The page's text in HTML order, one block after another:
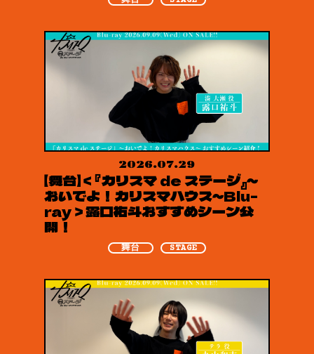
2026.07.29
【舞台】＜『カリスマ de ステージ』～
おいでよ！カリスマハウス～Blu-
ray＞露口祐斗おすすめシーン公
開！
舞台 STAGE